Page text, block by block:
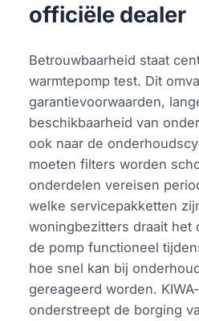
officiële dealer
Betrouwbaarheid staat
warmtepomp test. Dit
garantievoorwaarden,
beschikbaarheid van
ook naar de
moeten filters worden
onderdelen vereisen
welke servicepakketten
woningbezitters draait het
de pomp functioneel
hoe snel kan bij
gereageerd worden.
onderstreept de borging